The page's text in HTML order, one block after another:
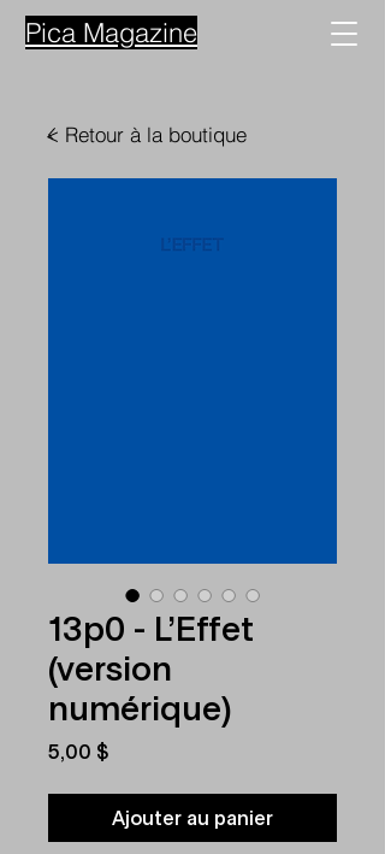
Pica Magazine
13p0 - L'Effet
(version
numérique)
5,00 $
Ajouter au panier
< Retour à la boutique